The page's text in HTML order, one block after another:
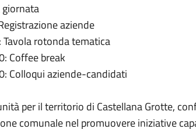
aziende
rotonda tematica
Coffee break
Colloqui aziende-candidati
per il territorio di Castellana Grotte,
comunale nel promuovere iniziative